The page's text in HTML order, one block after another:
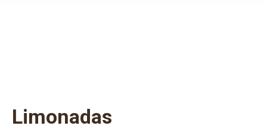
Limonadas